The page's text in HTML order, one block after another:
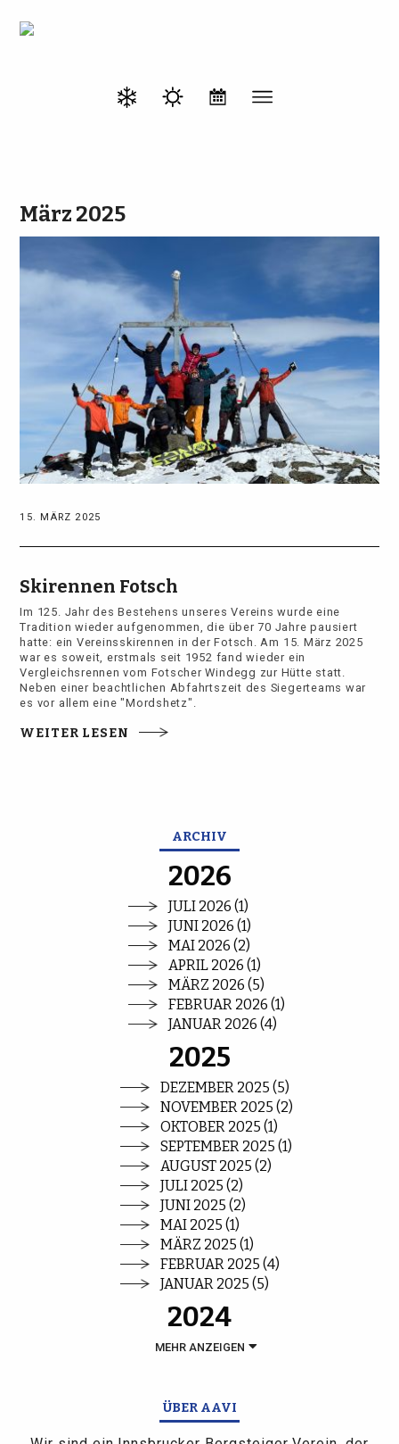
März 2025
15. MÄRZ 2025
Skirennen Fotsch
Im 125. Jahr des Bestehens unseres Vereins wurde eine
Tradition wieder aufgenommen, die über 70 Jahre pausiert
hatte: ein Vereinsskirennen in der Fotsch. Am 15. März 2025
war es soweit, erstmals seit 1952 fand wieder ein
Vergleichsrennen vom Fotscher Windegg zur Hütte statt.
Neben einer beachtlichen Abfahrtszeit des Siegerteams war
es vor allem eine "Mordshetz".
WEITER LESEN
ARCHIV
2026
JULI 2026 (1)
JUNI 2026 (1)
MAI 2026 (2)
APRIL 2026 (1)
MÄRZ 2026 (5)
FEBRUAR 2026 (1)
JANUAR 2026 (4)
2025
DEZEMBER 2025 (5)
NOVEMBER 2025 (2)
OKTOBER 2025 (1)
SEPTEMBER 2025 (1)
AUGUST 2025 (2)
JULI 2025 (2)
JUNI 2025 (2)
MAI 2025 (1)
MÄRZ 2025 (1)
FEBRUAR 2025 (4)
JANUAR 2025 (5)
2024
MEHR ANZEIGEN
ÜBER AAVI